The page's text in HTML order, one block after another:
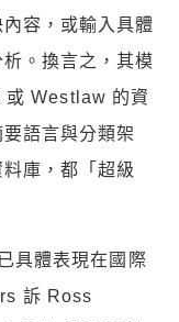
容，或輸入具體
。換言之，其模
或 Westlaw 的資
語言與分類架
庫，都「超級
具體表現在國際
訴 Ross